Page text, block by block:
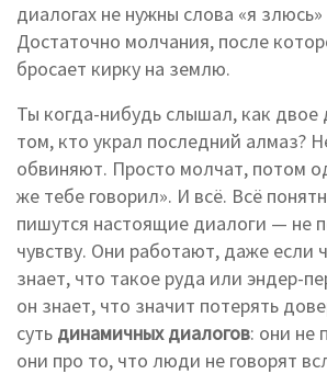
диалогах не нужны слова «я
Достаточно молчания, после
бросает кирку на землю.
Ты когда-нибудь слышал, как двое
том, кто украл последний алмаз?
обвиняют. Просто молчат, потом
же тебе говорил». И всё. Всё
пишутся настоящие диалоги — не
чувству. Они работают, даже если
знает, что такое руда или эндер-
он знает, что значит потерять
суть динамичных диалогов: они не
они про то, что люди не говорят